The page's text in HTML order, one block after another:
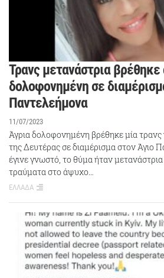
Τρανς μετανάστρια βρέθηκε
δολοφονημένη σε
Παντελεήμονα
11/07/2023
Άγρια δολοφονημένη βρέθηκε μία
της Δευτέρας σε διαμέρισμα στον Άγιο
έγινε γνωστό, το θύμα ήταν
τραύματα στο άψυχο…
ΕΛΛΑΔΑ